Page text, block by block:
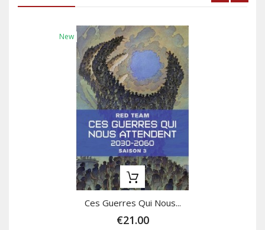
New
Ces Guerres Qui Nous...
€21.00